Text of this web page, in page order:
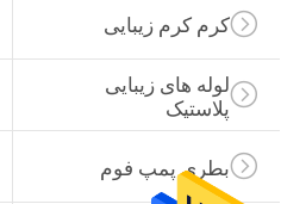
کرم کرم زیبایی
لوله های زیبایی
پلاستیک
بطری پمپ فوم